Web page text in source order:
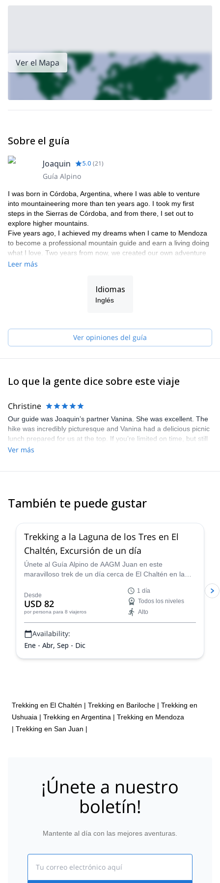
Ver el Mapa
Sobre el guía
Joaquin 5.0 (21)
Guía Alpino
I was born in Córdoba, Argentina, where I was able to venture
into mountaineering more than ten years ago. I took my first
steps in the Sierras de Córdoba, and from there, I set out to
explore higher mountains.
Five years ago, I achieved my dreams when I came to Mendoza
to become a professional mountain guide and earn a living doing
what I love. Two years from now, we created our own adventure
tourism company in Mendoza.
government agencies, guides, etc. I have made Advanced
emergency medical technician in Buenos Aires, with real
Leer más
Idiomas
Inglés
Ver opiniones del guía
Lo que la gente dice sobre este viaje
Christine
Our guide was Joaquin’s partner Vanina. She was excellent. The
hike was incredibly picturesque and Vanina had a delicious picnic
lunch prepared for us at the top. If you’re limited on time, but still
want to fit in a hike - I would recommend this!
Ver más
También te puede gustar
Trekking a la Laguna de los Tres en El
Chaltén, Excursión de un día
Únete al Guía Alpino de AAGM Juan en este
maravilloso trek de un día cerca de El Chaltén en la
paisajes glaciares, aprende más sobre la historia del
área y ve vistas incomparables del Monte Fitz Roy.
Desde
USD 82
por persona para 8 viajeros
1 día
Todos los niveles
Alto
Availability:
Ene - Abr, Sep - Dic
Trekking en El Chaltén | Trekking en Bariloche | Trekking en
Ushuaia | Trekking en Argentina | Trekking en Mendoza
| Trekking en San Juan |
¡Únete a nuestro
boletín!
Mantente al día con las mejores aventuras.